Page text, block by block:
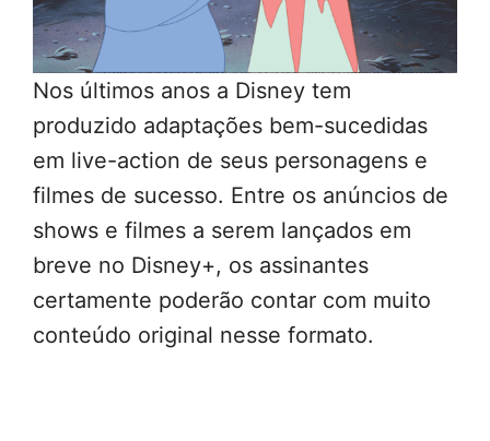
Nos últimos anos a Disney tem
produzido adaptações bem-sucedidas
em live-action de seus personagens e
filmes de sucesso. Entre os anúncios de
shows e filmes a serem lançados em
breve no Disney+, os assinantes
certamente poderão contar com muito
conteúdo original nesse formato.